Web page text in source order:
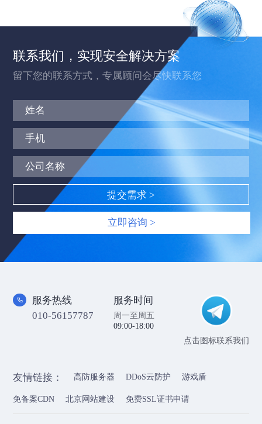
联系我们，实现安全解决方案
留下您的联系方式，专属顾问会尽快联系您
立即咨询 >
服务热线
010-56157787
服务时间
周一至周五
09:00-18:00
点击图标联系我们
友情链接： 高防服务器 DDoS云防护 游戏盾
免备案CDN 北京网站建设 免费SSL证书申请